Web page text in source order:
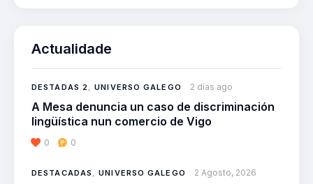
Actualidade
DESTADAS 2 ,UNIVERSO GALEGO 2 días ago
A Mesa denuncia un caso de discriminación
lingüística nun comercio de Vigo
0 0
DESTACADAS ,UNIVERSO GALEGO 2 Agosto, 2026